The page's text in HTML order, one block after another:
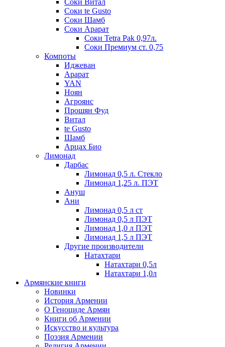
Соки Витал
Соки te Gusto
Соки Шамб
Соки Арарат
Соки Tetra Pak 0,97л.
Соки Премиум ст. 0,75
Компоты
Иджеван
Арарат
YAN
Ноян
Агроянс
Прошян Фуд
Витал
te Gusto
Шамб
Арцах Био
Лимонад
Дарбас
Лимонад 0,5 л. Стекло
Лимонад 1,25 л. ПЭТ
Ануш
Ани
Лимонад 0,5 л ст
Лимонад 0,5 л ПЭТ
Лимонад 1,0 л ПЭТ
Лимонад 1,5 л ПЭТ
Другие производители
Натахтари
Натахтари 0,5л
Натахтари 1,0л
Армянские книги
Новинки
История Армении
О Геноциде Армян
Книги об Армении
Иcкусство и культура
Поэзия Армении